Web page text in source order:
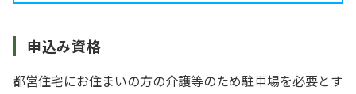
申込み資格
都営住宅にお住まいの方の介護等のため駐車場を必要とす